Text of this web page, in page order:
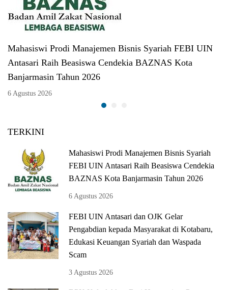
Mahasiswi Prodi Manajemen Bisnis Syariah FEBI UIN
Antasari Raih Beasiswa Cendekia BAZNAS Kota
Banjarmasin Tahun 2026
6 Agustus 2026
TERKINI
Mahasiswi Prodi Manajemen Bisnis Syariah
FEBI UIN Antasari Raih Beasiswa Cendekia
BAZNAS Kota Banjarmasin Tahun 2026
6 Agustus 2026
FEBI UIN Antasari dan OJK Gelar
Pengabdian kepada Masyarakat di Kotabaru,
Edukasi Keuangan Syariah dan Waspada
Scam
3 Agustus 2026